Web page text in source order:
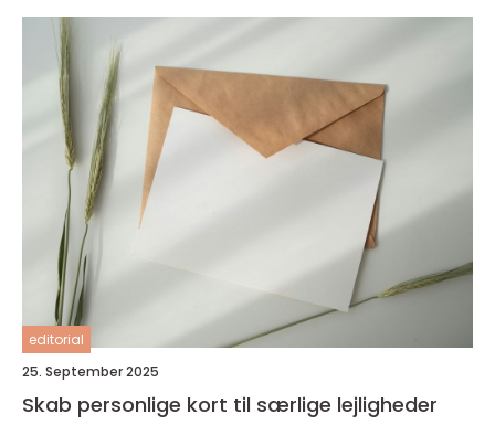
editorial
25. September 2025
Skab personlige kort til særlige lejligheder